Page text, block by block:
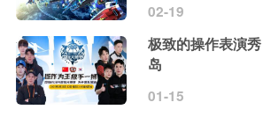
02-19
极致的操作表演
岛
01-15